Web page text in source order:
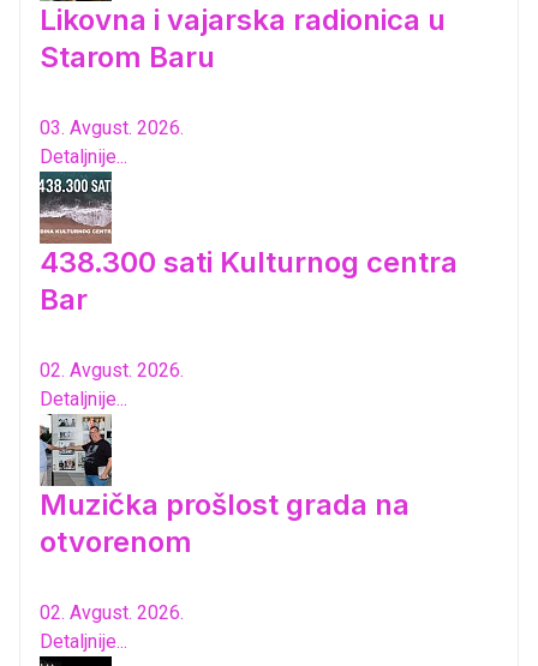
Likovna i vajarska radionica u
Starom Baru
03. Avgust. 2026.
Detaljnije...
438.300 sati Kulturnog centra
Bar
02. Avgust. 2026.
Detaljnije...
Muzička prošlost grada na
otvorenom
02. Avgust. 2026.
Detaljnije...